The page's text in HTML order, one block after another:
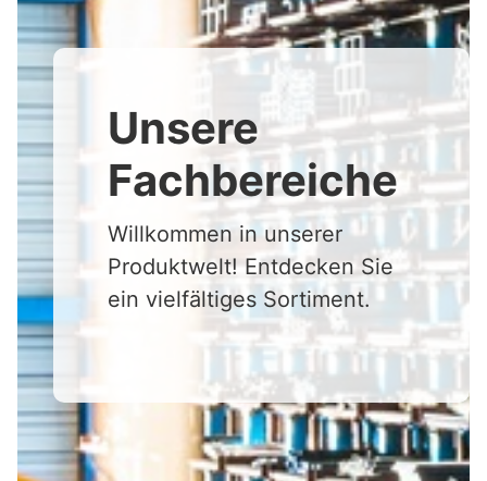
Unsere
Fachbereiche
Willkommen in unserer
Produktwelt! Entdecken Sie
ein vielfältiges Sortiment.